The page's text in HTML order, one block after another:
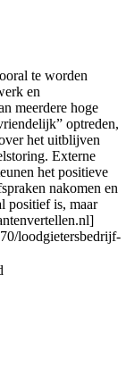
te worden
en
meerdere hoge
optreden,
het uitblijven
Externe
het positieve
nakomen en
positief is, maar
loodgietersbedrijf-